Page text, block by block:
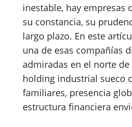
inestable, hay empresas
su constancia, su
largo plazo. En este
una de esas compañías
admiradas en el norte de
holding industrial sueco
familiares, presencia
estructura financiera